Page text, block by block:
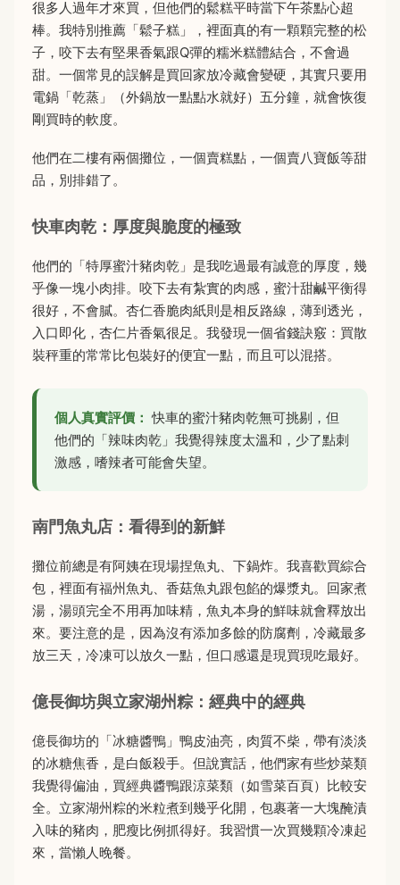
很多人過年才來買，但他們的鬆糕平時當下午茶點心超
棒。我特別推薦「鬆子糕」，裡面真的有一顆顆完整的松
子，咬下去有堅果香氣跟Q彈的糯米糕體結合，不會過
甜。一個常見的誤解是買回家放冷藏會變硬，其實只要用
電鍋「乾蒸」（外鍋放一點點水就好）五分鐘，就會恢復
剛買時的軟度。
他們在二樓有兩個攤位，一個賣糕點，一個賣八寶飯等甜
品，別排錯了。
快車肉乾：厚度與脆度的極致
他們的「特厚蜜汁豬肉乾」是我吃過最有誠意的厚度，幾
乎像一塊小肉排。咬下去有紮實的肉感，蜜汁甜鹹平衡得
很好，不會膩。杏仁香脆肉紙則是相反路線，薄到透光，
入口即化，杏仁片香氣很足。我發現一個省錢訣竅：買散
裝秤重的常常比包裝好的便宜一點，而且可以混搭。
個人真實評價： 快車的蜜汁豬肉乾無可挑剔，但
他們的「辣味肉乾」我覺得辣度太溫和，少了點刺
激感，嗜辣者可能會失望。
南門魚丸店：看得到的新鮮
攤位前總是有阿姨在現場捏魚丸、下鍋炸。我喜歡買綜合
包，裡面有福州魚丸、香菇魚丸跟包餡的爆漿丸。回家煮
湯，湯頭完全不用再加味精，魚丸本身的鮮味就會釋放出
來。要注意的是，因為沒有添加多餘的防腐劑，冷藏最多
放三天，冷凍可以放久一點，但口感還是現買現吃最好。
億長御坊與立家湖州粽：經典中的經典
億長御坊的「冰糖醬鴨」鴨皮油亮，肉質不柴，帶有淡淡
的冰糖焦香，是白飯殺手。但說實話，他們家有些炒菜類
我覺得偏油，買經典醬鴨跟涼菜類（如雪菜百頁）比較安
全。立家湖州粽的米粒煮到幾乎化開，包裹著一大塊醃漬
入味的豬肉，肥瘦比例抓得好。我習慣一次買幾顆冷凍起
來，當懶人晚餐。